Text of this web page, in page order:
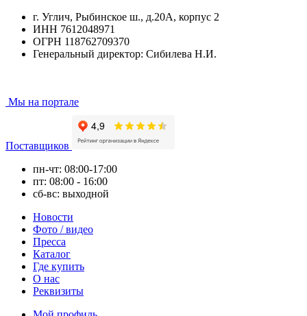
г. Углич, Рыбинское ш., д.20А, корпус 2
ИНН 7612048971
ОГРН 118762709370
Генеральный директор: Сибилева Н.И.
Мы на портале
Поставщиков
пн-чт: 08:00-17:00
пт: 08:00 - 16:00
сб-вс: выходной
Новости
Фото / видео
Пресса
Каталог
Где купить
О нас
Реквизиты